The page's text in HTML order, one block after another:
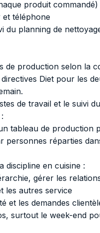
produit commandé)
et téléphone
du planning de
de production selon la
Diet pour les
de travail et le suivi
tableau de production
personnes réparties
discipline en cuisine :
gérer les
les autres service
et les demandes
surtout le week-end